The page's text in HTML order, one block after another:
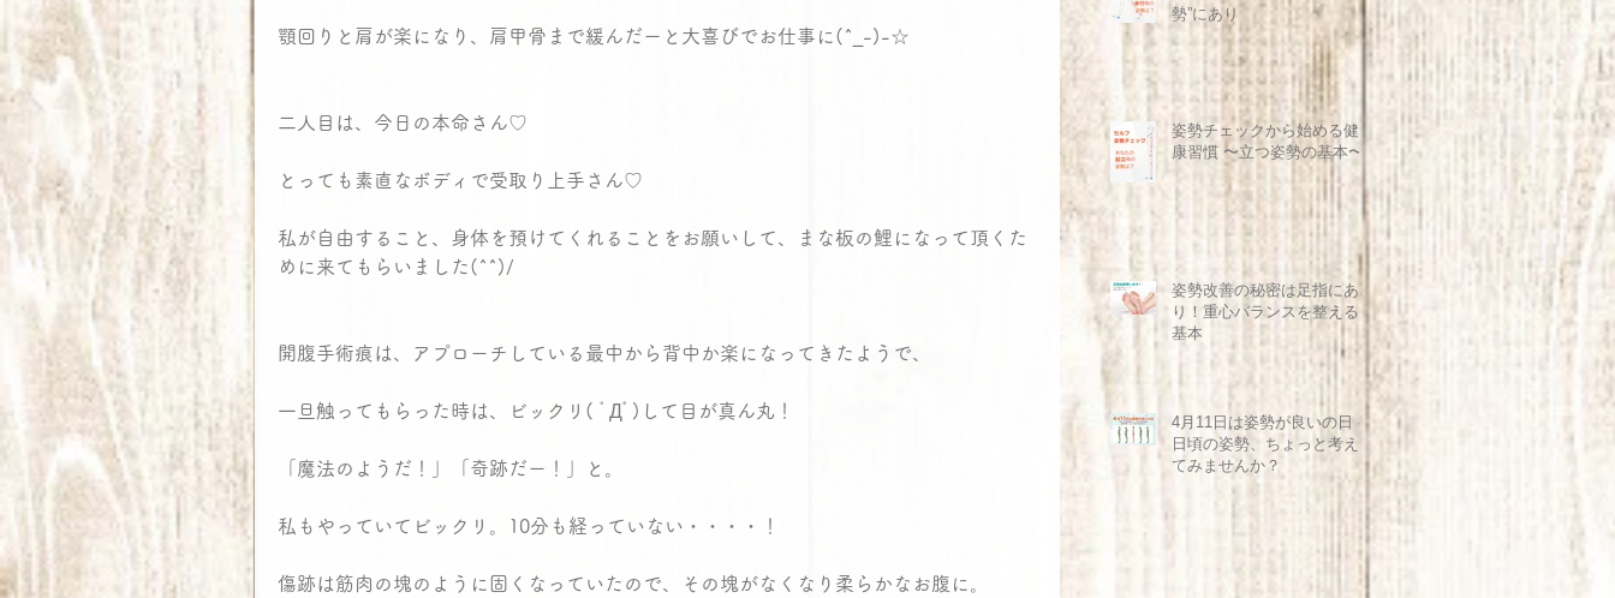
顎回りと肩が楽になり、肩甲骨まで緩んだーと大喜びでお仕事に(^_-)-☆
二人目は、今日の本命さん♡
とっても素直なボディで受取り上手さん♡
私が自由すること、身体を預けてくれることをお願いして、まな板の鯉になって頂くた
めに来てもらいました(^^)/
開腹手術痕は、アプローチしている最中から背中か楽になってきたようで、
一旦触ってもらった時は、ビックリ( ﾟДﾟ)して目が真ん丸！
「魔法のようだ！」「奇跡だー！」と。
私もやっていてビックリ。10分も経っていない・・・・！
傷跡は筋肉の塊のように固くなっていたので、その塊がなくなり柔らかなお腹に。
勢”にあり
姿勢チェックから始める健
康習慣 〜立つ姿勢の基本〜
姿勢改善の秘密は足指にあ
り！重心バランスを整える
基本
4月11日は姿勢が良いの日 -
日頃の姿勢、ちょっと考え
てみませんか？